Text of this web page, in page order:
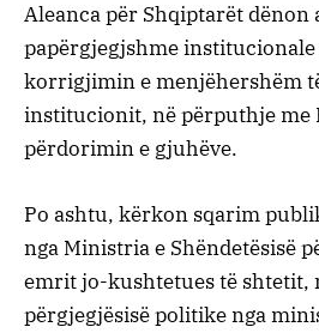
Aleanca për Shqiptarët dënon
papërgjegjshme
korrigjimin e menjëhershëm
institucionit, në përputhje me
përdorimin e gjuhëve.
Po ashtu, kërkon sqarim
nga Ministria e Shëndetësisë
emrit jo-kushtetues të shtetit,
përgjegjësisë politike nga